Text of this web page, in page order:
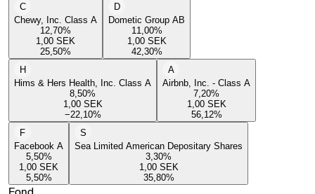
C
Chewy, Inc. Class A
12,70%
1,00 SEK
25,50%
D
Dometic Group AB
11,00%
1,00 SEK
42,30%
H
Hims & Hers Health, Inc. Class A
8,50%
1,00 SEK
−22,10%
A
Airbnb, Inc. - Class A
7,20%
1,00 SEK
56,12%
F
Facebook A
5,50%
1,00 SEK
5,50%
S
Sea Limited American Depositary Shares
3,30%
1,00 SEK
35,80%